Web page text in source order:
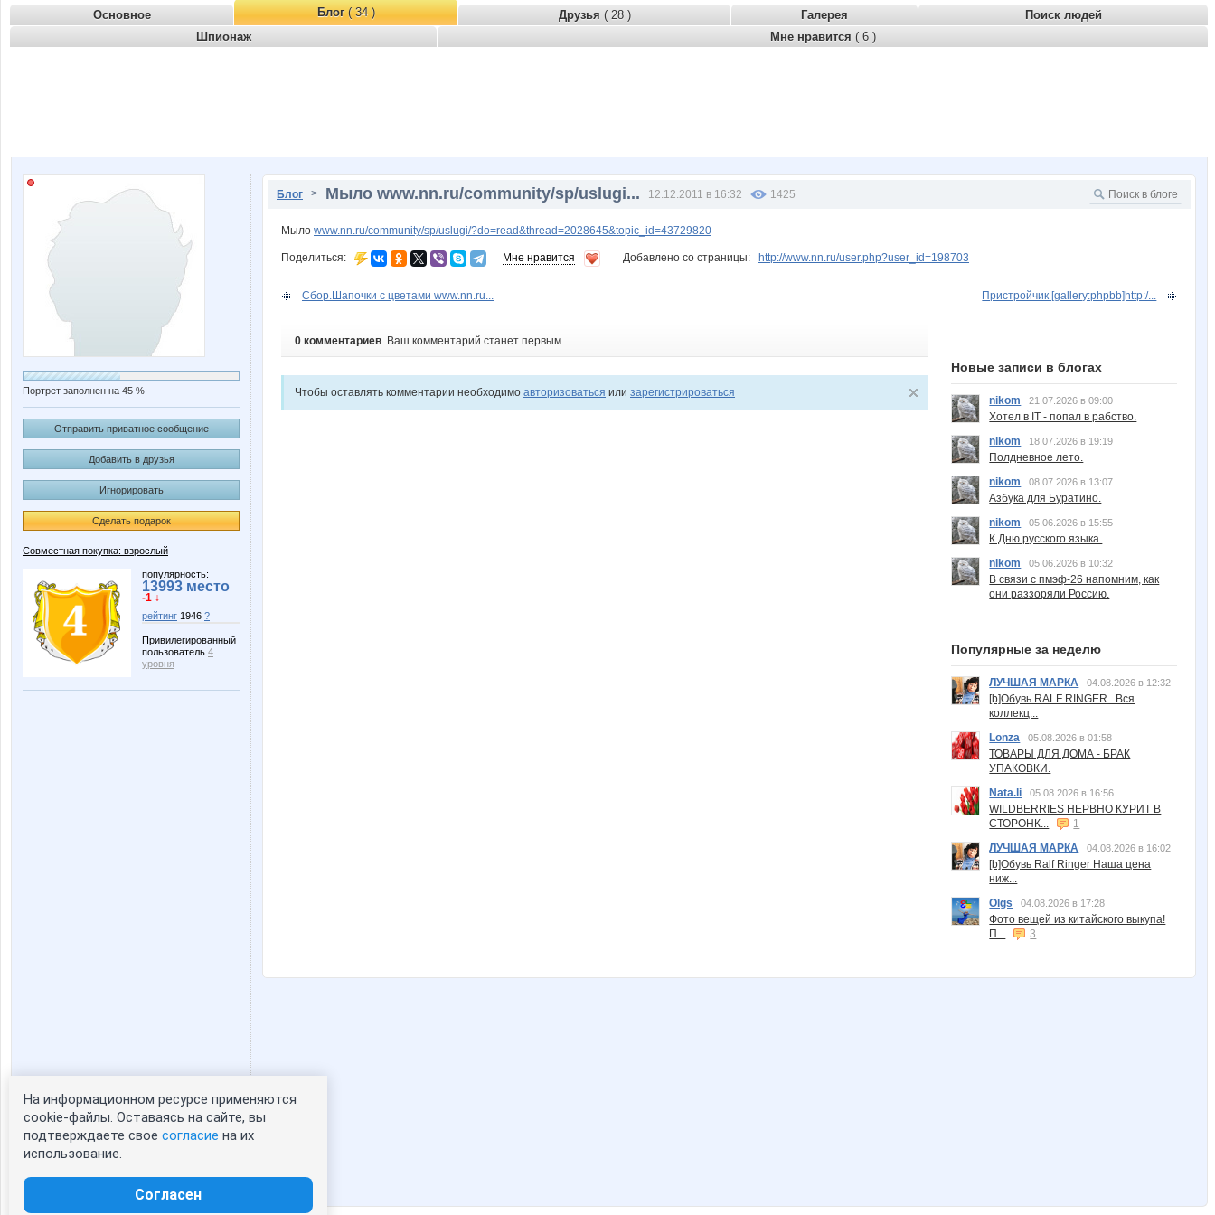
Основное Блог( 34 ) Друзья ( 28 ) Галерея
Поиск людей
Шпионаж
Мне нравится ( 6 )
Портрет заполнен на 45 %
Отправить приватное сообщение
Добавить в друзья
Игнорировать
Сделать подарок
Совместная покупка: взрослый
популярность:
13993 место
-1 ↓
рейтинг 1946 ?
Привилегированный
пользователь 4
уровня
Статистика портрета:
сейчас просматривают портрет - 0
зарегистрированные пользователи
Блог > Мыло www.nn.ru/community/sp/uslugi... 12.12.2011 в 16:32 1425
Мыло www.nn.ru/community/sp/uslugi/?do=read&thread=2028645&topic_id=43729820
Поделиться: Мне нравится Добавлено со страницы: http://www.nn.ru/user.php?user_id=198703
Сбор.Шапочки с цветами www.nn.ru... Пристройчик [gallery:phpbb]http:/...
0 комментариев. Ваш комментарий станет первым
Чтобы оставлять комментарии необходимо авторизоваться или зарегистрироваться
Новые записи в блогах
nikom 21.07.2026 в 09:00
Хотел в IT - попал в рабство.
nikom
18.07.2026 в 19:19
Полдневное лето.
nikom
08.07.2026 в 13:07
Азбука для Буратино.
nikom
05.06.2026 в 15:55
К Дню русского языка.
nikom
05.06.2026 в 10:32
В связи с пмэф-26 напомним, как
они раззоряли Россию.
Популярные за неделю
ЛУЧШАЯ МАРКА 04.08.2026 в 12:32
[b]Обувь RALF RINGER . Вся
коллекц...
Lonza
05.08.2026 в 01:58
ТОВАРЫ ДЛЯ ДОМА - БРАК
УПАКОВКИ.
Nata.li
05.08.2026 в 16:56
WILDBERRIES НЕРВНО КУРИТ В
СТОРОНК...
1
ЛУЧШАЯ МАРКА
04.08.2026 в 16:02
[b]Обувь Ralf Ringer Наша цена
ниж...
Olgs
04.08.2026 в 17:28
Фото вещей из китайского выкупа!
П...
3
На информационном ресурсе применяются
cookie-файлы. Оставаясь на сайте, вы
подтверждаете свое согласие на их
использование.
Согласен